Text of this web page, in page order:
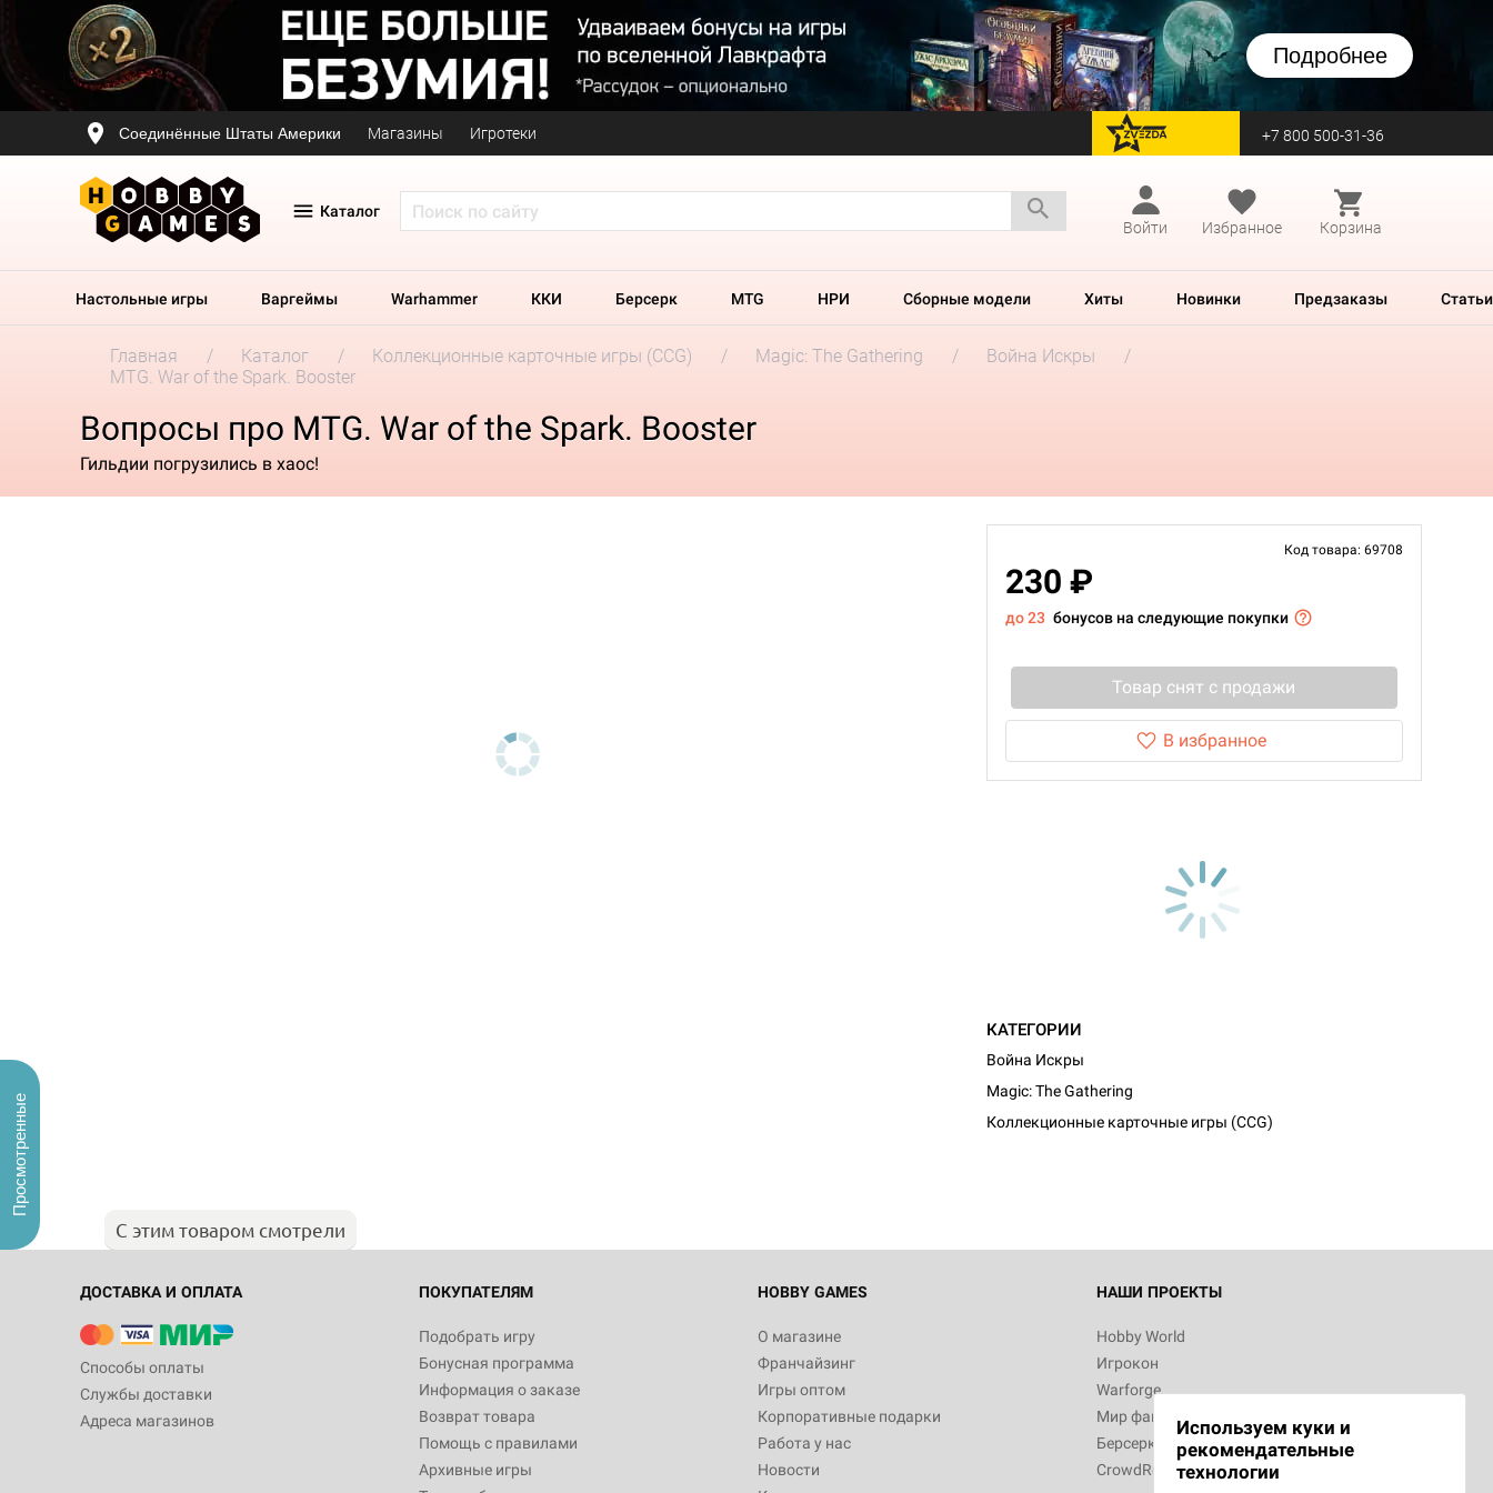
Подробнее
Соединённые Штаты Америки Магазины Игротеки перейти на Zvezda +7 800 500-31-36
Каталог
Войти
Избранное Корзина
Настольные игры Варгеймы Warhammer ККИ Берсерк MTG НРИ Сборные модели Хиты Новинки Предзаказы Статьи
Главная Каталог Коллекционные карточные игры (CCG) Magic: The Gathering
Война Искры
MTG. War of the Spark. Booster
Вопросы про MTG. War of the Spark. Booster
Гильдии погрузились в хаос!
Код товара: 69708
230 ₽
до 23 бонусов на следующие покупки
Товар снят с продажи
В избранное
КАТЕГОРИИ
Война Искры
Magic: The Gathering
Коллекционные карточные игры (CCG)
С этим товаром смотрели
ДОСТАВКА И ОПЛАТА
Способы оплаты
Службы доставки
Адреса магазинов
ПОКУПАТЕЛЯМ
Подобрать игру
Бонусная программа
Информация о заказе
Возврат товара
Помощь с правилами
Архивные игры
HOBBY GAMES
О магазине
Франчайзинг
Игры оптом
Корпоративные подарки
Работа у нас
Новости
НАШИ ПРОЕКТЫ
Hobby World
Игрокон
Warforge
Мир фантастики
Берсерк
CrowdRepublic
Используем куки и
рекомендательные
технологии
Просмотренные
Настольная игра Hobby World Журнал
"Мир фантастики. Спецвыпуск: Братья
империи: Боевая тревога
799
Настольная игра Hobby World Сумерки
империи. Четвёртая редакция: Грозовой
Рубеж
12 990